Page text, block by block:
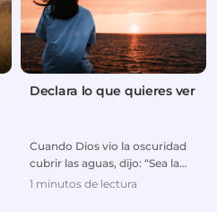
Declara lo que quieres ver
Cuando Dios vio la oscuridad
cubrir las aguas, dijo: “Sea la
luz”, y la luz fue. Cuando Jesús
1 minutos de lectura